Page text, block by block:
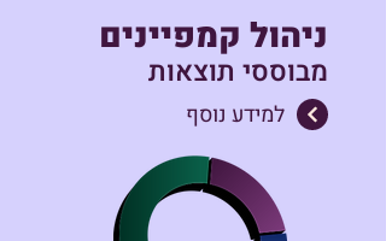
ניהול קמפיינים
מבוססי תוצאות
למידע נוסף